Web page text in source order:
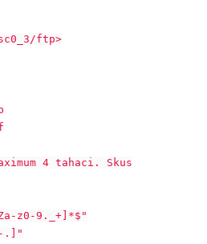
ftp>
4 tahaci. Skus
z0-9._+]*$"
.]"